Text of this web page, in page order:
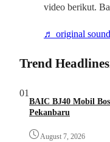
video berikut.
♬ original sound
Trend
01
BAIC BJ40 Mobil
Pekanbaru
August 7, 2026